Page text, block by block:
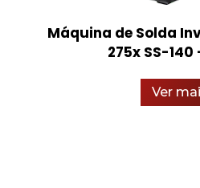
Máquina de Solda
275x SS-140
Ver